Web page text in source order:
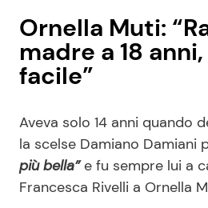
Ornella Muti:
madre a 18
facile”
Aveva solo 14 anni quando
la scelse Damiano Damiani
più bella”e fu sempre lui a
Francesca Rivelli a Ornella